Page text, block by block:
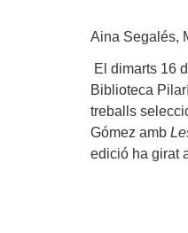
Aina Segalés,
El dimarts 16
Biblioteca
treballs
Gómez amb
edició ha girat